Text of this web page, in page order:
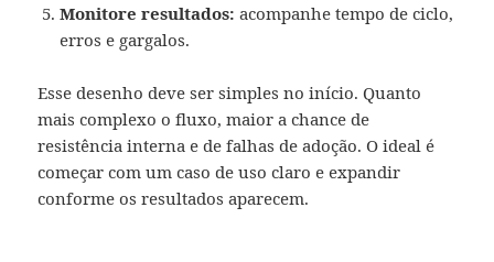
Monitore resultados: acompanhe tempo de ciclo,
erros e gargalos.
Esse desenho deve ser simples no início. Quanto
mais complexo o fluxo, maior a chance de
resistência interna e de falhas de adoção. O ideal é
começar com um caso de uso claro e expandir
conforme os resultados aparecem.